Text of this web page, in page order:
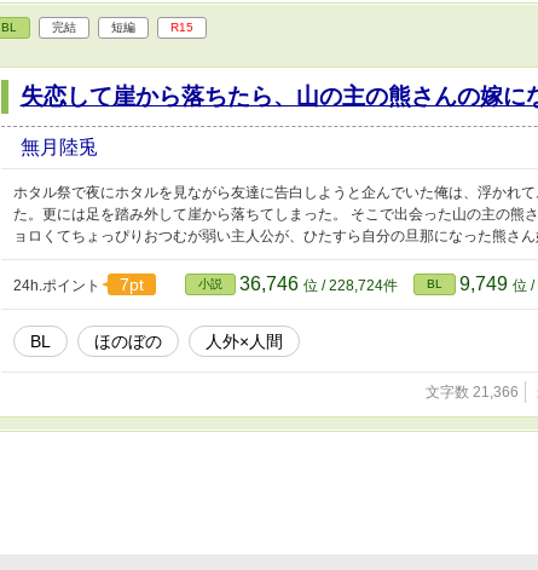
BL 完結 短編 R15
失恋して崖から落ちたら、山の主の熊さんの嫁に
無月陸兎
ホタル祭で夜にホタルを見ながら友達に告白しようと企んでいた俺は、浮かれ
た。更には足を踏み外して崖から落ちてしまった。 そこで出会った山の主の熊
ョロくてちょっぴりおつむが弱い主人公が、ひたすら自分の旦那になった熊さん
24h.ポイント 7pt 小説 36,746 位 / 228,724件 BL 9,749 位
BL ほのぼの 人外×人間
文字数 21,366